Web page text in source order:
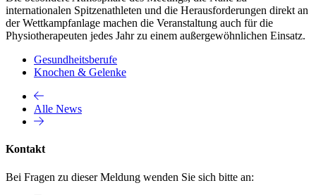
internationalen Spitzenathleten und die Herausforderungen direkt an
der Wettkampfanlage machen die Veranstaltung auch für die
Physiotherapeuten jedes Jahr zu einem außergewöhnlichen Einsatz.
Gesundheitsberufe
Knochen & Gelenke
Alle News
Kontakt
Bei Fragen zu dieser Meldung wenden Sie sich bitte an: